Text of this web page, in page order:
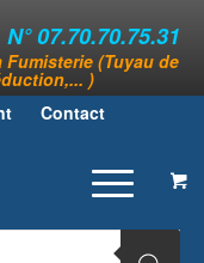
07.70.70.75.31
Fumisterie (Tuyau de
)
Contact